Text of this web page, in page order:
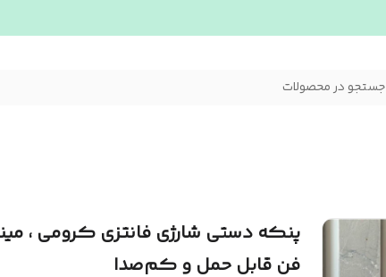
جستجو در محصولات
پنکه دستی شارژی فانتزی کرومی ،
فن قابل حمل و کم‌صدا